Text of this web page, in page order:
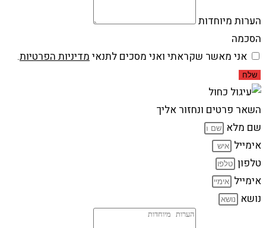
הערות מיוחדות
הסכמה
אני מאשר שקראתי ואני מסכים לתנאי מדיניות הפרטיות.
שלח
השאר פרטים ונחזור אליך
שם מלא
אימייל
טלפון
אימייל
נושא